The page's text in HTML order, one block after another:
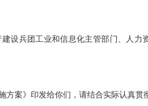
设兵团工业和信息化主管部门、人力
案》印发给你们，请结合实际认真贯